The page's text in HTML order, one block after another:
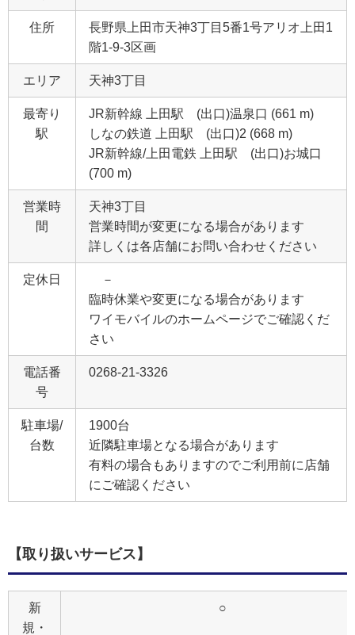
住所
長野県上田市天神3丁目5番1号アリオ上田1
階1‐9‐3区画
エリア 天神3丁目
最寄り
駅
JR新幹線 上田駅 (出口)温泉口 (661 m)
しなの鉄道 上田駅 (出口)2 (668 m)
JR新幹線/上田電鉄 上田駅 (出口)お城口
(700 m)
営業時
間
天神3丁目
営業時間が変更になる場合があります
詳しくは各店舗にお問い合わせください
定休日
－
臨時休業や変更になる場合があります
ワイモバイルのホームページでご確認くだ
さい
電話番
号
0268-21-3326
駐車場/
台数
1900台
近隣駐車場となる場合があります
有料の場合もありますのでご利用前に店舗
にご確認ください
【取り扱いサービス】
新
規・
○